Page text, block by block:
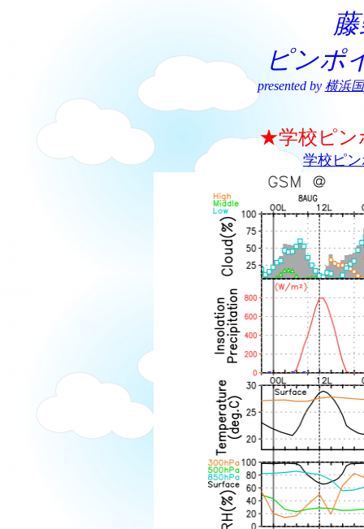
ピンポ
presented by 横浜
★学校ピン
学校ピ